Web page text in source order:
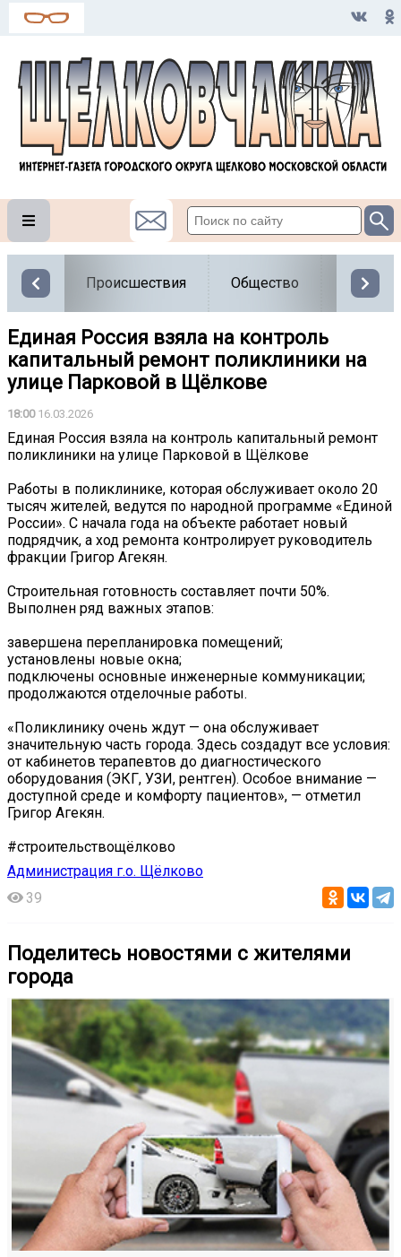
Происшествия Общество Власть
Единая Россия взяла на контроль
капитальный ремонт поликлиники на
улице Парковой в Щёлкове
18:0016.03.2026
Единая Россия взяла на контроль капитальный ремонт
поликлиники на улице Парковой в Щёлкове
Работы в поликлинике, которая обслуживает около 20
тысяч жителей, ведутся по народной программе «Единой
России». С начала года на объекте работает новый
подрядчик, а ход ремонта контролирует руководитель
фракции Григор Агекян.
Строительная готовность составляет почти 50%.
Выполнен ряд важных этапов:
завершена перепланировка помещений;
установлены новые окна;
подключены основные инженерные коммуникации;
продолжаются отделочные работы.
«Поликлинику очень ждут — она обслуживает
значительную часть города. Здесь создадут все условия:
от кабинетов терапевтов до диагностического
оборудования (ЭКГ, УЗИ, рентген). Особое внимание —
доступной среде и комфорту пациентов», — отметил
Григор Агекян.
#строительствощёлково
Администрация г.о. Щёлково
39
Поделитесь новостями с жителями
города